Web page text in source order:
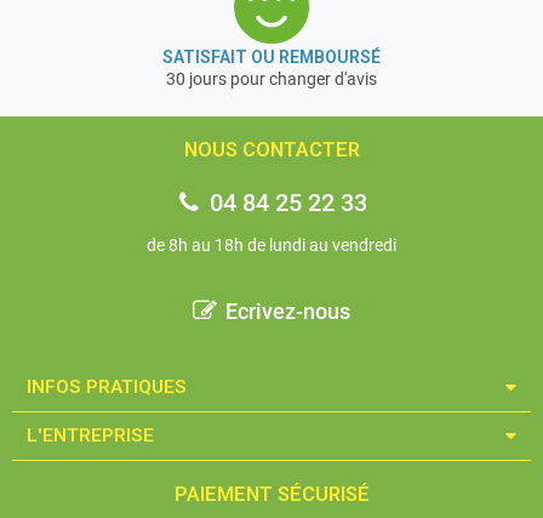
la marque : Kern & Sohn qui est un fabricant allemand
professionnel et de très grande qualité depuis + de 170
C’est un gage de qualité et de fiabilité du matériel »
SATISFAIT OU REMBOURSÉ
30 jours pour changer d'avis
NOUS CONTACTER
04 84 25 22 33
de 8h au 18h de lundi au vendredi
Ecrivez-nous
INFOS PRATIQUES​
L'ENTREPRISE​
PAIEMENT SÉCURISÉ